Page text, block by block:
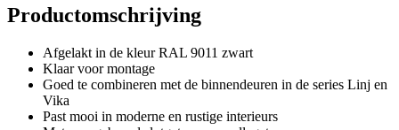
Productomschrijving
Afgelakt in de kleur RAL 9011 zwart
Klaar voor montage
Goed te combineren met de binnendeuren in de series Linj en
Vika
Past mooi in moderne en rustige interieurs